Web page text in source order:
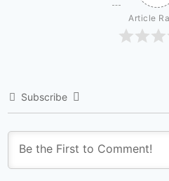
Article
Subscribe